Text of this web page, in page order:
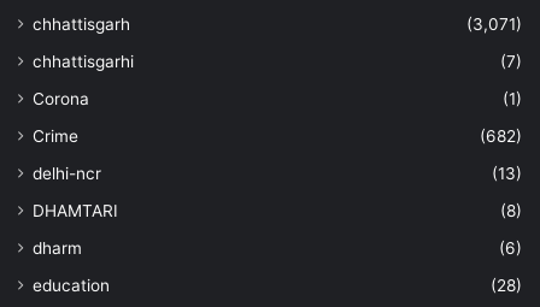
chhattisgarh
(3,071)
chhattisgarhi
(7)
Corona
(1)
Crime
(682)
delhi-ncr
(13)
DHAMTARI
(8)
dharm
(6)
education
(28)